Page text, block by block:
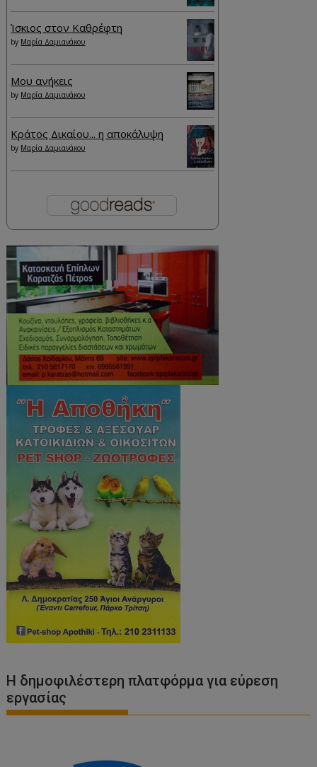
Ίσκιος στον Καθρέφτη
by Μαρία Δαμιανάκου
Μου ανήκεις
by Μαρία Δαμιανάκου
Κράτος Δικαίου... η αποκάλυψη
by Μαρία Δαμιανάκου
Η δημοφιλέστερη πλατφόρμα για εύρεση
εργασίας